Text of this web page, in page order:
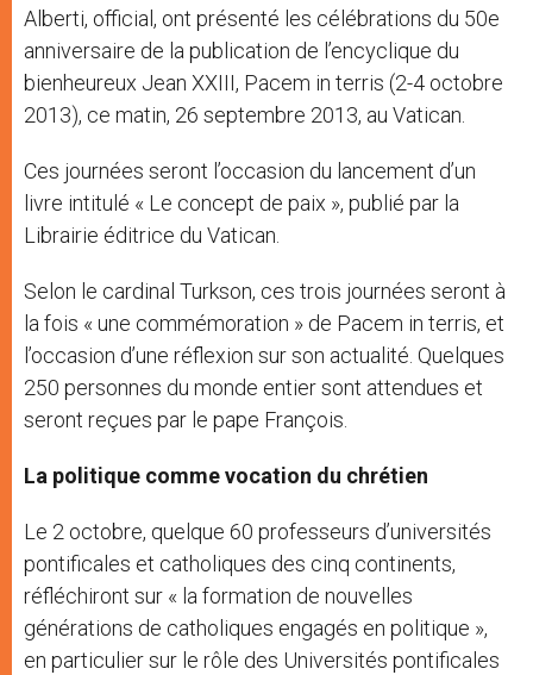
Alberti, official, ont présenté les célébrations du 50e
anniversaire de la publication de l’encyclique du
bienheureux Jean XXIII, Pacem in terris (2-4 octobre
2013), ce matin, 26 septembre 2013, au Vatican.
Ces journées seront l’occasion du lancement d’un
livre intitulé « Le concept de paix », publié par la
Librairie éditrice du Vatican.
Selon le cardinal Turkson, ces trois journées seront à
la fois « une commémoration » de Pacem in terris, et
l’occasion d’une réflexion sur son actualité. Quelques
250 personnes du monde entier sont attendues et
seront reçues par le pape François.
La politique comme vocation du chrétien
Le 2 octobre, quelque 60 professeurs d’universités
pontificales et catholiques des cinq continents,
réfléchiront sur « la formation de nouvelles
générations de catholiques engagés en politique »,
en particulier sur le rôle des Universités pontificales